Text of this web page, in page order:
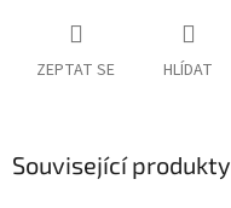
ZEPTAT SE HLÍDAT
Související produkty